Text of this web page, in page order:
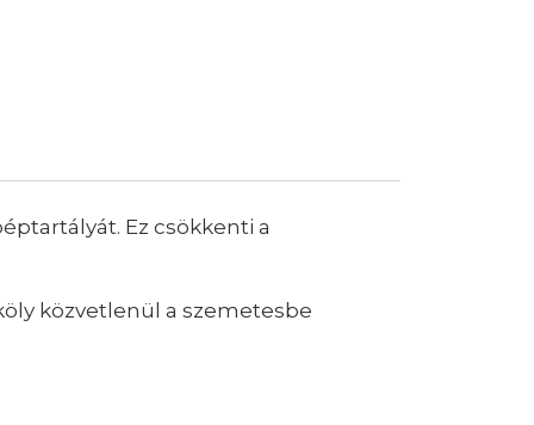
Ez csökkenti a
közvetlenül a szemetesbe